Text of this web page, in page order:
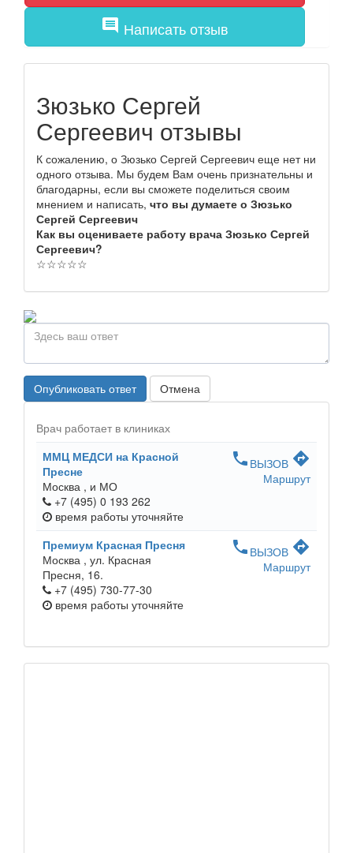
comment Написать отзыв
Зюзько Сергей
Сергеевич отзывы
К сожалению, о Зюзько Сергей Сергеевич еще нет ни
одного отзыва. Мы будем Вам очень признательны и
благодарны, если вы сможете поделиться своим
мнением и написать, что вы думаете о Зюзько
Сергей Сергеевич
Как вы оцениваете работу врача Зюзько Сергей
Сергеевич?
☆☆☆☆☆
Опубликовать ответ Отмена
Врач работает в клиниках
ММЦ МЕДСИ на Красной
Пресне
Москва , и МО
+7 (495) 0 193 262
время работы уточняйте
phone ВЫЗОВ directions
Маршрут
Премиум Красная Пресня
Москва , ул. Красная
Пресня, 16.
+7 (495) 730-77-30
время работы уточняйте
phone ВЫЗОВ directions
Маршрут